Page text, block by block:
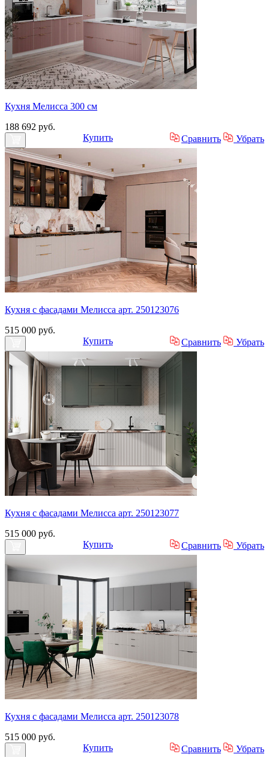
Кухня Мелисса 300 см
188 692 руб.
Купить
Сравнить Убрать
Кухня с фасадами Мелисса арт. 250123076
515 000 руб.
Купить
Сравнить Убрать
Кухня с фасадами Мелисса арт. 250123077
515 000 руб.
Купить
Сравнить Убрать
Кухня с фасадами Мелисса арт. 250123078
515 000 руб.
Купить
Сравнить Убрать